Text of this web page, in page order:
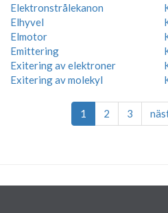
Elektronstrålekanon
Elhyvel
Elmotor
Emittering
Exitering av elektroner
Exitering av molekyl
1 2 3